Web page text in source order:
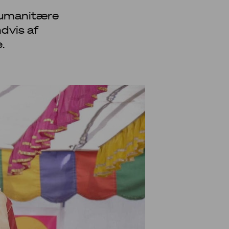
af